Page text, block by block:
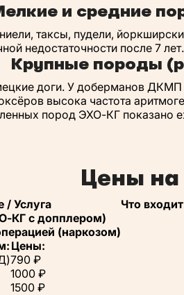
и средние
таксы, пудели,
недостаточности после 7 лет.
Крупные породы
доги. У доберманов ДКМП
высока частота
пород ЭХО-КГ показано
Цены на
/ Услуга Что
КГ с допплером)
(наркозом)
Цены:
790 ₽
1000 ₽
1500 ₽